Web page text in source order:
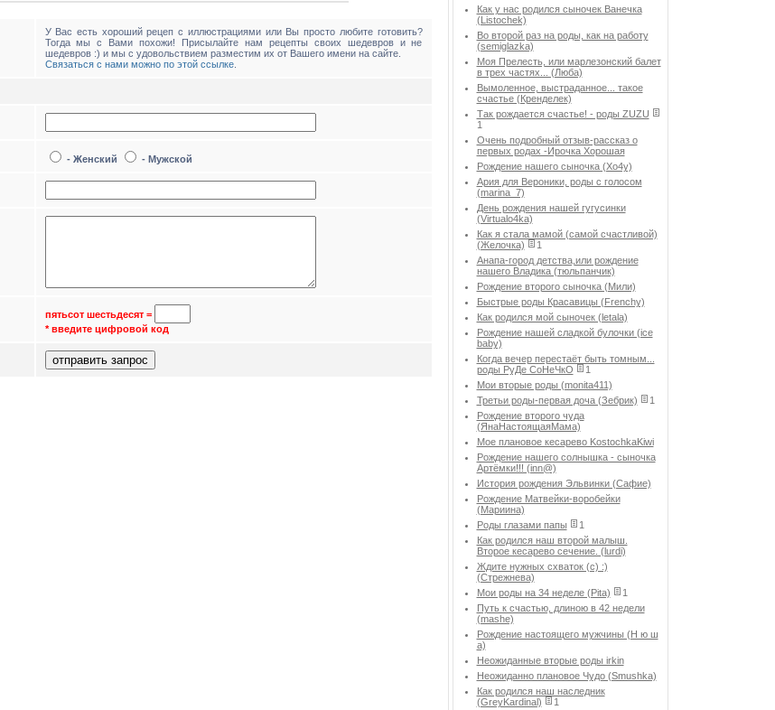
У Вас есть хороший рецеп с иллюстрациями или Вы просто любите готовить?
Тогда мы с Вами похожи! Присылайте нам рецепты своих шедевров и не
шедевров :) и мы с удовольствием разместим их от Вашего имени на сайте.
Связаться с нами можно по этой ссылке.
- Женский - Мужской
пятьсот шестьдесят=
* введите цифровой код
Как у нас родился сыночек Ванечка
(Listochek)
Во второй раз на роды, как на работу
(semiglazka)
Моя Прелесть, или марлезонский балет
в трех частях... (Люба)
Вымоленное, выстраданное... такое
счастье (Кренделек)
Так рождается счастье! - роды ZUZU
1
Очень подробный отзыв-рассказ о
первых родах -Ирочка Хорошая
Рождение нашего сыночка (Хо4у)
Ария для Вероники, роды с голосом
(marina_7)
День рождения нашей гугусинки
(Virtualo4ka)
Как я стала мамой (самой счастливой)
(Желочка)
1
Анапа-город детства,или рождение
нашего Владика (тюльпанчик)
Рождение второго сыночка (Мили)
Быстрые роды Красавицы (Frenchy)
Как родился мой сыночек (letala)
Рождение нашей сладкой булочки (ice
baby)
Когда вечер перестаёт быть томным...
роды РуДе СоНеЧкО
1
Мои вторые роды (monita411)
Третьи роды-первая доча (Зебрик)
1
Рождение второго чуда
(ЯнаНастоящаяМама)
Мое плановое кесарево KostochkaKiwi
Рождение нашего солнышка - сыночка
Артёмки!!! (inn@)
История рождения Эльвинки (Сафие)
Рождение Матвейки-воробейки
(Мариина)
Роды глазами папы
1
Как родился наш второй малыш.
Второе кесарево сечение. (lurdi)
Ждите нужных схваток (с) :)
(Стрежнева)
Мои роды на 34 неделе (Pita)
1
Путь к счастью, длиною в 42 недели
(mashe)
Рождение настоящего мужчины (Н ю ш
а)
Неожиданные вторые роды irkin
Неожиданно плановое Чудо (Smushka)
Как родился наш наследник
(GreyKardinal)
1